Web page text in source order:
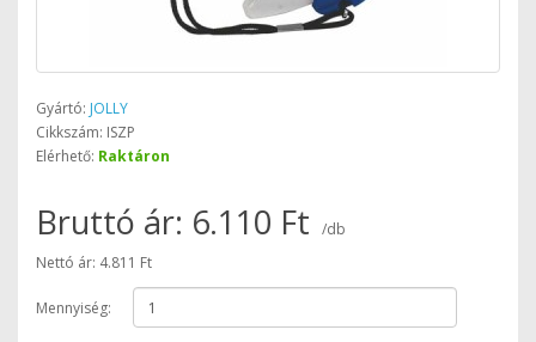
Gyártó: JOLLY
Cikkszám: ISZP
Elérhető: Raktáron
Bruttó ár: 6.110 Ft
/db
Nettó ár: 4.811 Ft
Mennyiség: